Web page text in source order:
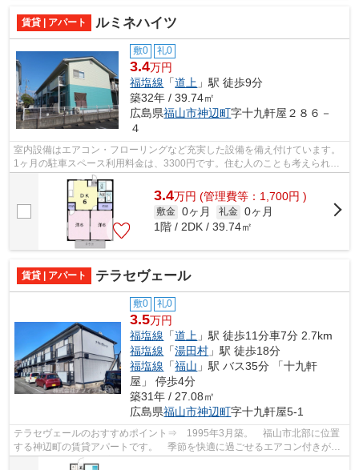
賃貸 | アパート ルミネハイツ
敷0 礼0
3.4万円
福塩線 「道上 」駅 徒歩9分
築32年 / 39.74㎡
広島県福山市神辺町字十九軒屋２８６－
４
室内設備はエアコン・フローリングなど充実した設備を備え付けています。
1ヶ月の駐車スペース利用料金は、3300円です。住む人のことも考えられて
いる満足度の高いアパートです。お料理...
3.4万円 (管理費等：1,700円 )
敷金 0ヶ月 礼金 0ヶ月
1階 / 2DK / 39.74㎡
賃貸 | アパート テラセヴェール
敷0 礼0
3.5万円
福塩線 「道上 」駅 徒歩11分車7分 2.7km
福塩線 「湯田村 」駅 徒歩18分
福塩線 「福山 」駅 バス35分 「十九軒
屋」 停歩4分
築31年 / 27.08㎡
広島県福山市神辺町字十九軒屋5-1
テラセヴェールのおすすめポイント⇒ 1995年3月築。 福山市北部に位置
する神辺町の賃貸アパートです。 季節を快適に過ごせるエアコン付きがう
れしいポイント♪ 最寄りのコンビニエン...